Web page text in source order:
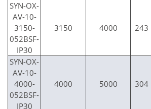
SYN-OX-
AV-10-
3150-
052BSF-
IP30
3150 4000 243
SYN-OX-
AV-10-
4000-
052BSF-
IP30
4000 5000 304